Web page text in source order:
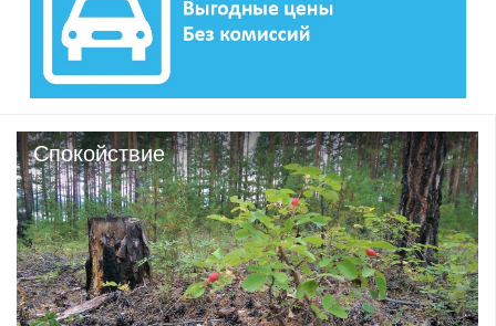
Спокойствие